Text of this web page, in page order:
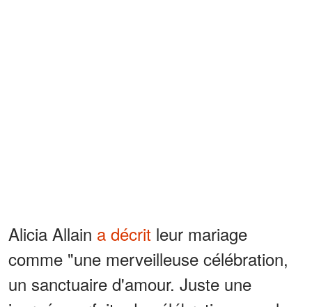
Alicia Allain a décrit leur mariage
comme "une merveilleuse célébration,
un sanctuaire d'amour. Juste une